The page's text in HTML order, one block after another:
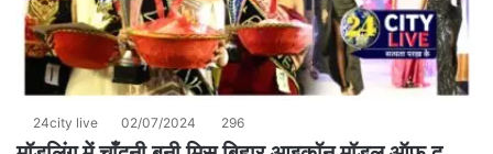
24city live 02/07/2024 296